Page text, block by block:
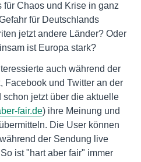
für Chaos und Krise in ganz
für Deutschlands
jetzt andere Länder? Oder
ist Europa stark?
auch während der
Facebook und Twitter an der
jetzt über die aktuelle
fair.de) ihre Meinung und
Die User können
während der Sendung live
ist "hart aber fair" immer